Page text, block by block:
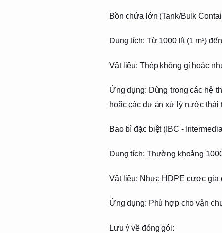
Bồn chứa lớn (Tank/Bulk
Dung tích: Từ 1000 lít (1 m³)
Vật liệu: Thép không gỉ hoặc
Ứng dụng: Dùng trong các hệ
hoặc các dự án xử lý nước thải
Bao bì đặc biệt (IBC -
Dung tích: Thường khoảng
Vật liệu: Nhựa HDPE được gia
Ứng dụng: Phù hợp cho vận
Lưu ý về đóng gói: